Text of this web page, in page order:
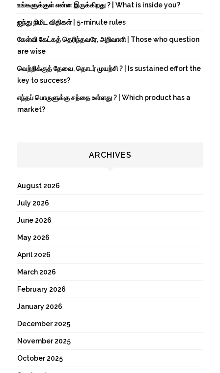
உங்களுக்குள் என்ன இருக்கிறது ? | What is inside you?
ஐந்து நிமிட விதிகள் | 5-minute rules
கேள்வி கேட்கத் தெரிந்தவரே, அறிவாளி | Those who question
are wise
வெற்றிக்குத் தேவை, தொடர் முயற்சி ? | Is sustained effort the
key to success?
எந்தப் பொருளுக்கு சந்தை உள்ளது ? | Which product has a
market?
ARCHIVES
August 2026
July 2026
June 2026
May 2026
April 2026
March 2026
February 2026
January 2026
December 2025
November 2025
October 2025